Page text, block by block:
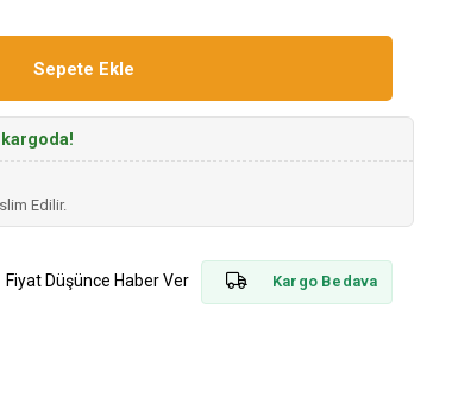
kargoda!
Edilir.
Fiyat Düşünce Haber Ver Kargo Bedava